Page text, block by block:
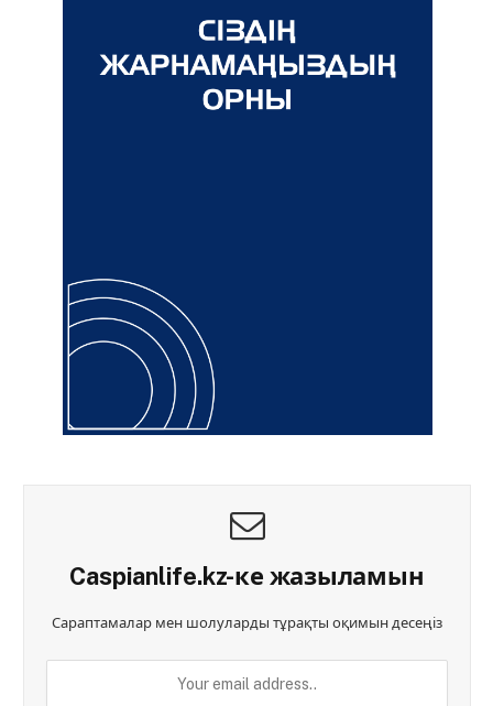
Caspianlife.kz-ке жазыламын
Сараптамалар мен шолуларды тұрақты оқимын десеңіз